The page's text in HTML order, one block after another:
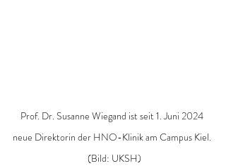
Prof. Dr. Susanne Wiegand ist seit 1. Juni 2024
neue Direktorin der HNO-Klinik am Campus Kiel.
(Bild: UKSH)